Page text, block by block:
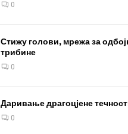
0
Стижу голови, мрежа за
трибине
0
Даривање драгоцјене
0